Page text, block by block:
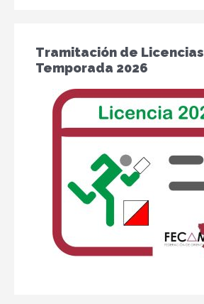
Tramitación de Licencias
Temporada 2026